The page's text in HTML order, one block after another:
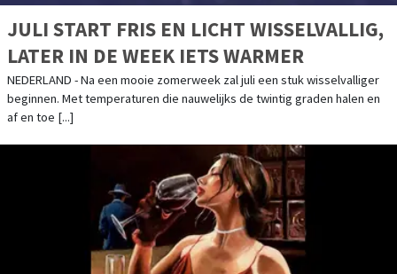
JULI START FRIS EN LICHT WISSELVALLIG,
LATER IN DE WEEK IETS WARMER
NEDERLAND - Na een mooie zomerweek zal juli een stuk wisselvalliger
beginnen. Met temperaturen die nauwelijks de twintig graden halen en
af en toe [...]